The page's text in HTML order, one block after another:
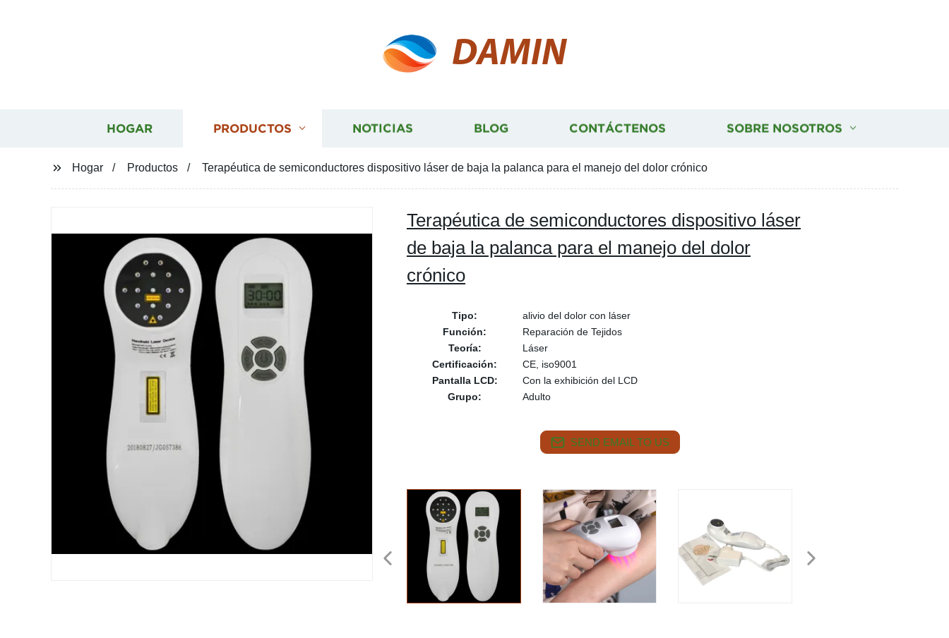
DAMIN
HOGAR PRODUCTOS NOTICIAS BLOG CONTÁCTENOS SOBRE NOSOTROS
Hogar Productos Terapéutica de semiconductores dispositivo láser de baja la palanca para el manejo del dolor crónico
Terapéutica de semiconductores dispositivo láser
de baja la palanca para el manejo del dolor
crónico
Tipo:
alivio del dolor con láser
Función:
Reparación de Tejidos
Teoría:
Láser
Certificación:
CE, iso9001
Pantalla LCD:
Con la exhibición del LCD
Grupo:
Adulto
SEND EMAIL TO US